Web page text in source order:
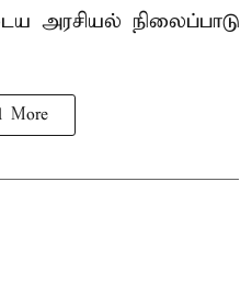
அரசியல் நிலைப்பாடு
More